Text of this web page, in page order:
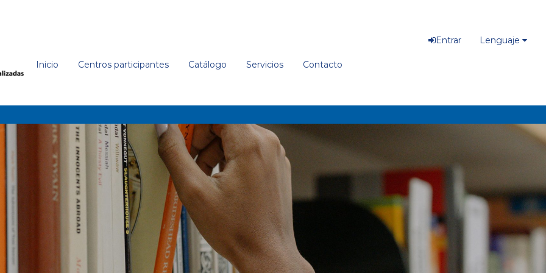
Inicio Centros participantes Catálogo Servicios Contacto
Entrar Lenguaje